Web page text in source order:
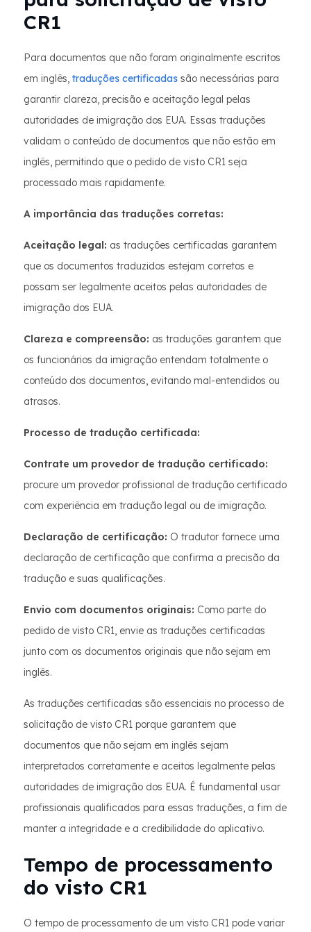
CR1
Para documentos que não foram originalmente escritos
em inglês, traduções certificadas são necessárias para
garantir clareza, precisão e aceitação legal pelas
autoridades de imigração dos EUA. Essas traduções
validam o conteúdo de documentos que não estão em
inglês, permitindo que o pedido de visto CR1 seja
processado mais rapidamente.
A importância das traduções corretas:
Aceitação legal: as traduções certificadas garantem
que os documentos traduzidos estejam corretos e
possam ser legalmente aceitos pelas autoridades de
imigração dos EUA.
Clareza e compreensão: as traduções garantem que
os funcionários da imigração entendam totalmente o
conteúdo dos documentos, evitando mal-entendidos ou
atrasos.
Processo de tradução certificada:
Contrate um provedor de tradução certificado:
procure um provedor profissional de tradução certificado
com experiência em tradução legal ou de imigração.
Declaração de certificação: O tradutor fornece uma
declaração de certificação que confirma a precisão da
tradução e suas qualificações.
Envio com documentos originais: Como parte do
pedido de visto CR1, envie as traduções certificadas
junto com os documentos originais que não sejam em
inglês.
As traduções certificadas são essenciais no processo de
solicitação de visto CR1 porque garantem que
documentos que não sejam em inglês sejam
interpretados corretamente e aceitos legalmente pelas
autoridades de imigração dos EUA. É fundamental usar
profissionais qualificados para essas traduções, a fim de
manter a integridade e a credibilidade do aplicativo.
Tempo de processamento
do visto CR1
O tempo de processamento de um visto CR1 pode variar